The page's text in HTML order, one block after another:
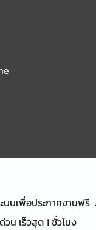
ะบบเพื่อประกาศงานฟรี
น เร็วสุด 1 ชั่วโมง